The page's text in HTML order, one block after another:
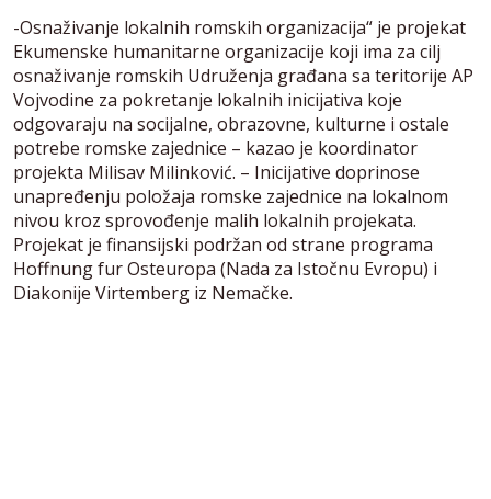
-Osnaživanje lokalnih romskih organizacija“ je projekat
Ekumenske humanitarne organizacije koji ima za cilj
osnaživanje romskih Udruženja građana sa teritorije AP
Vojvodine za pokretanje lokalnih inicijativa koje
odgovaraju na socijalne, obrazovne, kulturne i ostale
potrebe romske zajednice – kazao je koordinator
projekta Milisav Milinković. – Inicijative doprinose
unapređenju položaja romske zajednice na lokalnom
nivou kroz sprovođenje malih lokalnih projekata.
Projekat je finansijski podržan od strane programa
Hoffnung fur Osteuropa (Nada za Istočnu Evropu) i
Diakonije Virtemberg iz Nemačke.